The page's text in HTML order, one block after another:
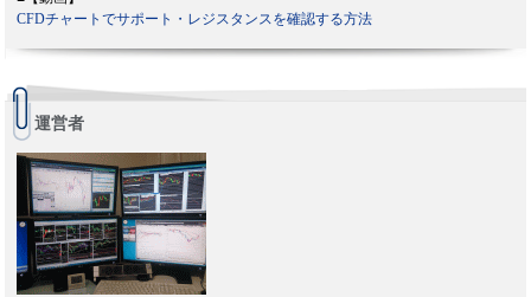
CFDチャートでサポート・レジスタンスを確認する方法
運営者